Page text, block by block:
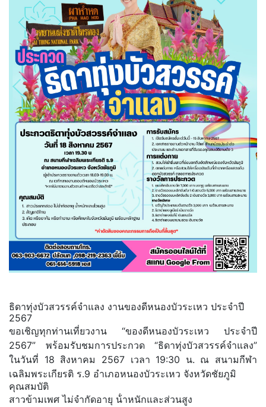
ธิดาทุ่งบัวสวรรค์จําแลง งานของดีหนองบัวระเหว ประจําปี
2567
ขอเชิญทุกท่านเที่ยวงาน “ของดีหนองบัวระเหว ประจำปี
2567” พร้อมรับชมการประกวด “ธิดาทุ่งบัวสวรรค์จําแลง”
ในวันที่ 18 สิงหาคม 2567 เวลา 19:30 น. ณ สนามกีฬา
เฉลิมพระเกียรติ ร.9 อำเภอหนองบัวระเหว จังหวัดชัยภูมิ
คุณสมบัติ
สาวข้ามเพศ ไม่จํากัดอายุ น้ําหนักและส่วนสูง